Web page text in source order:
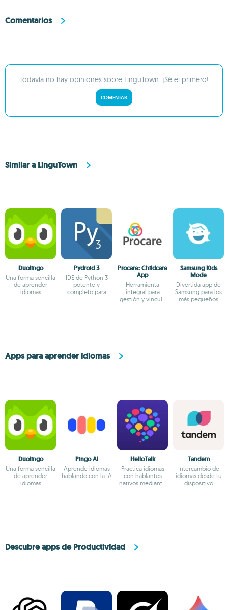
Comentarios
Todavía no hay opiniones sobre LinguTown. ¡Sé el primero!
COMENTAR
Similar a LinguTown
Duolingo
Una forma sencilla
de aprender
idiomas
Pydroid 3
IDE de Python 3
potente y
completo para
Procare: Childcare
App
Herramienta
integral para
gestión y vínculo
Samsung Kids
Mode
Divertida app de
Samsung para los
más pequeños
Apps para aprender idiomas
Duolingo
Una forma sencilla
de aprender
idiomas
Pingo AI
Aprende idiomas
hablando con la IA
HelloTalk
Practica idiomas
con hablantes
nativos mediante
Tandem
Intercambio de
idiomas desde tu
dispositivo
Descubre apps de Productividad